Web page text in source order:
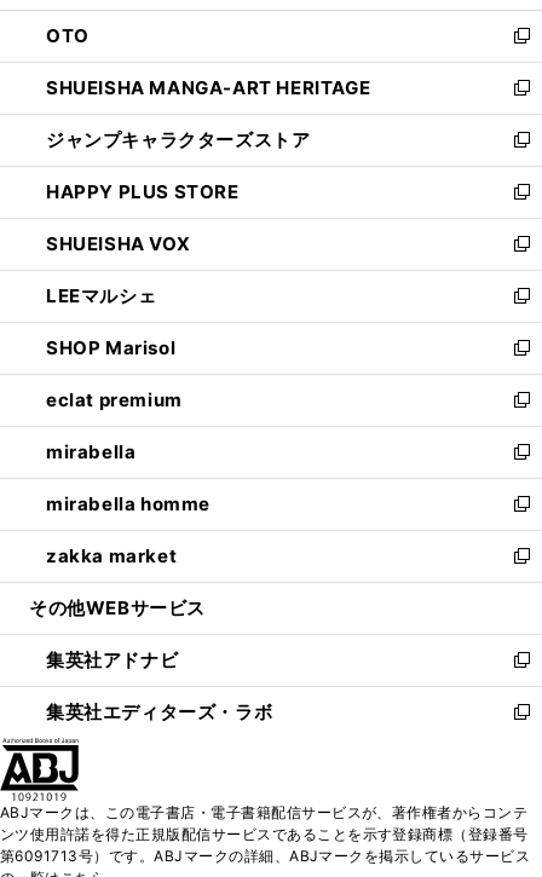
ウ
で
開
く
ン
ド
ウ
で
開
く
OTO
新
し
い
ウ
ィ
ン
ド
ウ
で
開
く
SHUEISHA MANGA-ART HERITAGE
新
し
い
ウ
ィ
ン
ド
ウ
で
開
く
ジャンプキャラクターズストア
新
し
い
ウ
ィ
ン
ド
ウ
で
開
く
HAPPY PLUS STORE
新
し
い
ウ
ィ
ン
ド
ウ
で
開
く
SHUEISHA VOX
新
し
い
ウ
ィ
ン
ド
ウ
で
開
く
LEEマルシェ
新
し
い
ウ
ィ
ン
ド
ウ
で
開
く
SHOP Marisol
新
し
い
ウ
ィ
ン
ド
ウ
で
開
eclat premium
新
し
い
ウ
ィ
ン
ド
ウ
開
く
mirabella
新
し
い
ウ
ィ
ン
ウ
で
開
く
mirabella homme
新
し
い
ウ
ン
ド
ウ
で
zakka market
新
し
ウ
ィ
ン
ド
く
その他WEBサービス
集英社アドナビ
新
し
い
ド
ウ
で
集英社エディターズ・ラボ
新
ィ
ン
ド
ABJマークは、この電子書店・電子書籍配信サービスが、著作権者からコンテ
ンツ使用許諾を得た正規版配信サービスであることを示す登録商標（登録番号
第6091713号）です。ABJマークの詳細、ABJマークを掲示しているサービス